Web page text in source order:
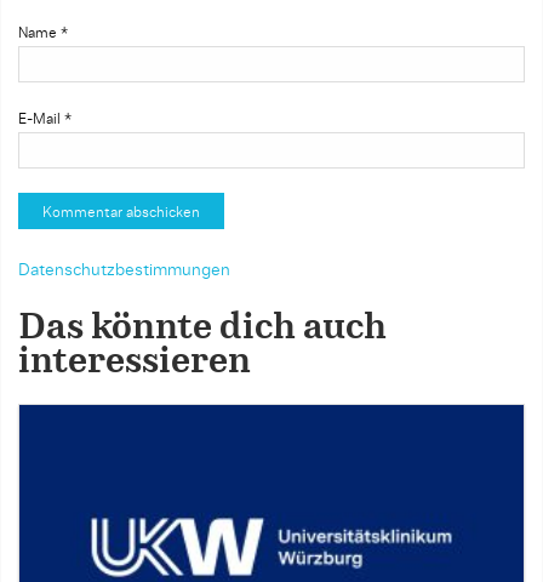
Name *
E-Mail *
Datenschutzbestimmungen
Das könnte dich auch
interessieren